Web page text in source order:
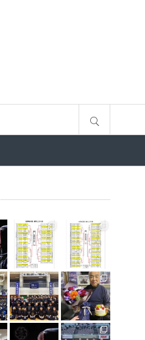
1月 31 1月 31
1月 30 1月 28
12月 5 11月 11